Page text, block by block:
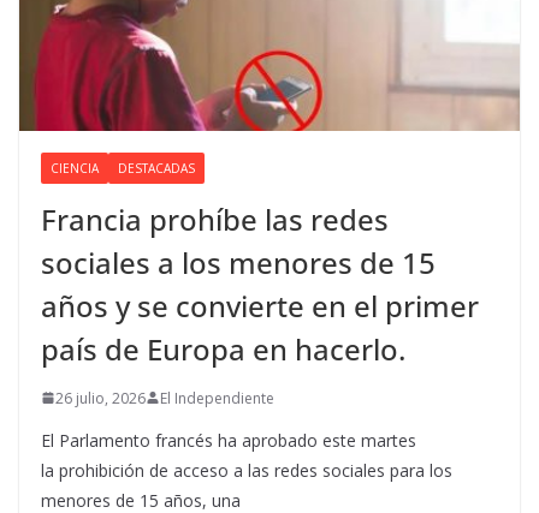
CIENCIA DESTACADAS
Francia prohíbe las redes
sociales a los menores de 15
años y se convierte en el primer
país de Europa en hacerlo.
26 julio, 2026 El Independiente
El Parlamento francés ha aprobado este martes
la prohibición de acceso a las redes sociales para los
menores de 15 años, una